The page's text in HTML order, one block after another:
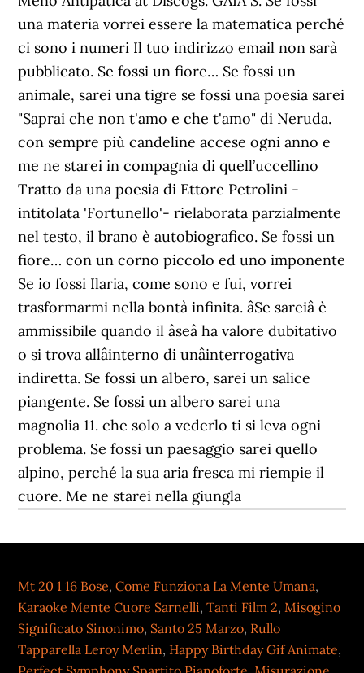
Mt 20 1 16 Bose,Come Funziona La Mente Umana,
Karaoke Mente Cuore Sarnelli,Tanti Film 2,Misogino
Significato Sinonimo, Santo 25 Marzo, Rullo
Tapparella Leroy Merlin, Happy Birthday Gif Animate,